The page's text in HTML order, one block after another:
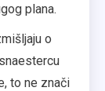
plana.
o
to ne znači